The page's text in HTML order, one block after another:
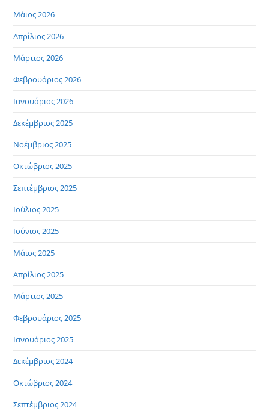
Μάιος 2026
Απρίλιος 2026
Μάρτιος 2026
Φεβρουάριος 2026
Ιανουάριος 2026
Δεκέμβριος 2025
Νοέμβριος 2025
Οκτώβριος 2025
Σεπτέμβριος 2025
Ιούλιος 2025
Ιούνιος 2025
Μάιος 2025
Απρίλιος 2025
Μάρτιος 2025
Φεβρουάριος 2025
Ιανουάριος 2025
Δεκέμβριος 2024
Οκτώβριος 2024
Σεπτέμβριος 2024